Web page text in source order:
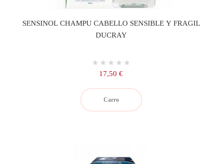
SENSINOL CHAMPU CABELLO SENSIBLE Y FRAGIL
DUCRAY
Precio
17,50 €
Carro